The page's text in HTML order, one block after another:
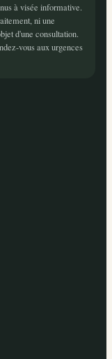
à visée informative.
ni une
d'une consultation.
vous aux urgences